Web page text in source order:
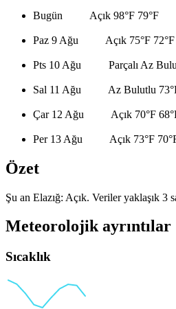
Bugün Açık 98°F 79°F
Paz 9 Ağu Açık 75°F 72°F
Pts 10 Ağu Parçalı Az
Sal 11 Ağu Az Bulutlu
Çar 12 Ağu Açık 70°F
Per 13 Ağu Açık 73°F
Özet
Şu an Elazığ: Açık. Veriler yaklaşık 3
Meteorolojik ayrıntılar
Sıcaklık